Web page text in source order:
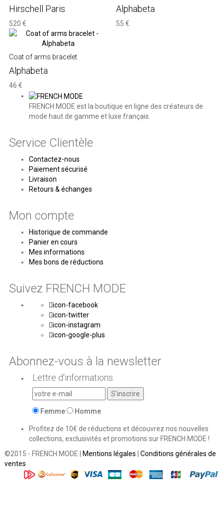
Hirschell Paris
520 €
Alphabeta
55 €
Coat of arms bracelet
Alphabeta
46 €
FRENCH MODE est la boutique en ligne des créateurs de
mode haut de gamme et luxe français.
Service Clientèle
Contactez-nous
Paiement sécurisé
Livraison
Retours & échanges
Mon compte
Historique de commande
Panier en cours
Mes informations
Mes bons de réductions
Suivez FRENCH MODE
icon-facebook
icon-twitter
icon-instagram
icon-google-plus
Abonnez-vous à la newsletter
Lettre d'informations
Femme Homme
Profitez de 10€ de réductions et découvrez nos nouvelles
collections, exclusivités et promotions sur FRENCH MODE !
©2015 - FRENCH MODE |
Mentions légales
Conditions générales de
ventes